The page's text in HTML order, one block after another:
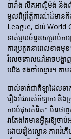
បារាំង លីគអាល្លឺម៉ង់ និងលី
មូលពីព្រឹត្តិការណ៍ដ៏មាន
League, ដល់ World
ទាត់មួយចំនួនសម្រាប់កា
ការប្រកួតនាពេលខាងមុ
រំលេចគោលដៅអាចបង្ហ
យើង ចងចាំឈ្មោះ។ តាមដ
បាល់ទាត់​ជា​កីឡា​ដែល​ទា
រឿងរ៉ាវ​របស់​កីឡាករ និ
ការ​បំផុស​គំនិត។ មិនថាពួ
វាតែងតែមានអ្វីគួរឱ្យច
ដោយ​រឿង​ល្ខោន ភាព​រំភ